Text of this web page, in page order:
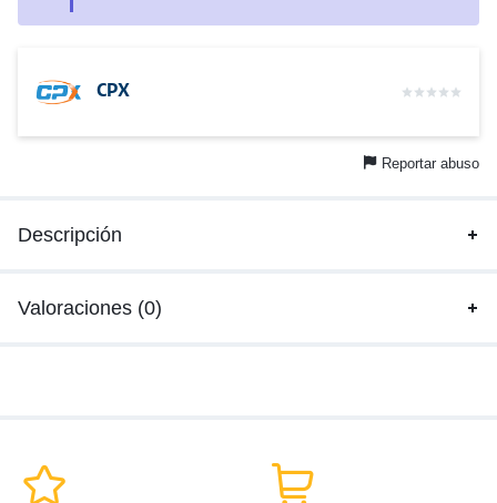
CPX
Reportar abuso
Descripción
Valoraciones (0)